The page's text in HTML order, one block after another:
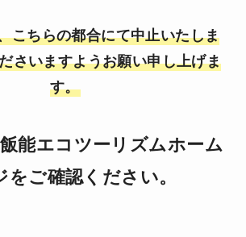
こちらの都合にて中止いたしま
さいますようお願い申し上げま
す。
能エコツーリズムホーム
をご確認ください。